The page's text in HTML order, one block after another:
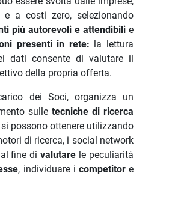
a costi zero, selezionando
più autorevoli e attendibili e
presenti in rete: la lettura
dati consente di valutare il
della propria offerta.
dei Soci, organizza un
sulle tecniche di ricerca
possono ottenere utilizzando
di ricerca, i social network
al fine divalutare le peculiarità
, individuare i competitore